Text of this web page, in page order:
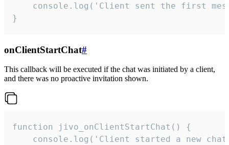
console.log('Client sent the first
}
onClientStartChat#
This callback will be executed if the chat was initiated by a client,
and there was no proactive invitation shown.
function jivo_onClientStartChat() {
console.log('Client started a new